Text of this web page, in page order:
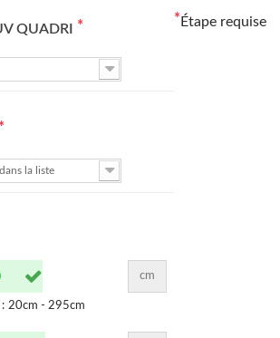
*Étape requise
QUADRI *
*
la liste
cm
: 20cm - 295cm